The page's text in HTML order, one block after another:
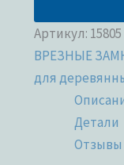
Артикул: 15805
ВРЕЗНЫЕ
для
Детали
Отзывы